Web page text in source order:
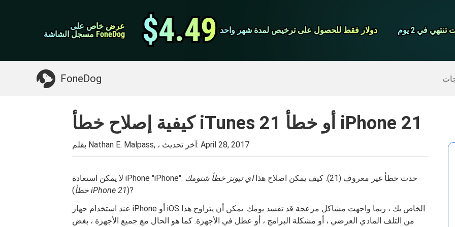
عرض خاص على
عرض خاص على
مسجل الشاشة FoneDog
مسجل الشاشة FoneDog $4.49
$4.49 دولار فقط للحصول على ترخيص لمدة شهر واحد
دولار فقط للحصول على ترخيص لمدة شهر واحد في 2 يوم
في 2 يوم
FoneDog
اي فون منظف
شيء قد تحتاجه:
كيفية إصلاح خطأ iTunes 21 أو خطأ iPhone 21
بقلم Nathan E. Malpass, ، آخر تحديث: April 28, 2017
لا يمكن استعادة iPhone "iPhone". حدث خطأ غير معروف (21). كيف يمكن اصلاح هذا
اي تيونز خطأ شنومك
(
خطأ iPhone 21)?
عند استخدام جهاز iPhone أو iOS الخاص بك ، ربما واجهت مشاكل مزعجة قد تفسد يومك. يمكن أن يتراوح هذا
من التلف المادي العرضي ، أو مشكلة البرامج ، أو عطل في الأجهزة. كما هو الحال مع جميع الأجهزة ، بغض